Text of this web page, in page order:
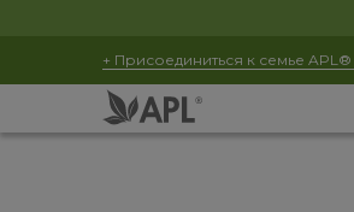
+ Присоединиться к семье APL®